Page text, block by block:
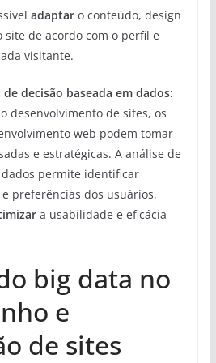
adaptaro conteúdo, design
de acordo com o perfil e
visitante.
decisão baseada em dados:
desenvolvimento de sites, os
web podem tomar
e estratégicas. A análise de
permite identificar
preferências dos usuários,
a usabilidade e eficácia
big data no
e
de sites